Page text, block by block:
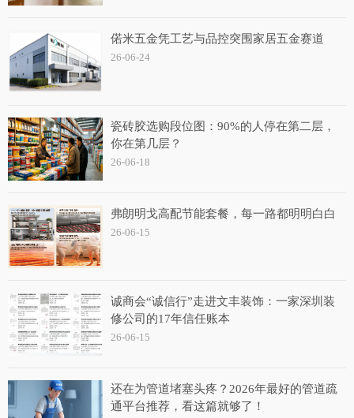
偌米五金凭工艺与品控突围家居五金赛道
26-06-24
瓷砖胶选购段位图：90%的人停在第二层，
你在第几层？
26-06-18
弗朗明戈高配节能套餐，每一路都明明白白
26-06-15
诚商会“诚信行”走进文丰装饰：一家深圳装
修公司的17年信任账本
26-06-15
还在为管道堵塞头疼？2026年最好的管道疏
通平台推荐，看这篇就够了！